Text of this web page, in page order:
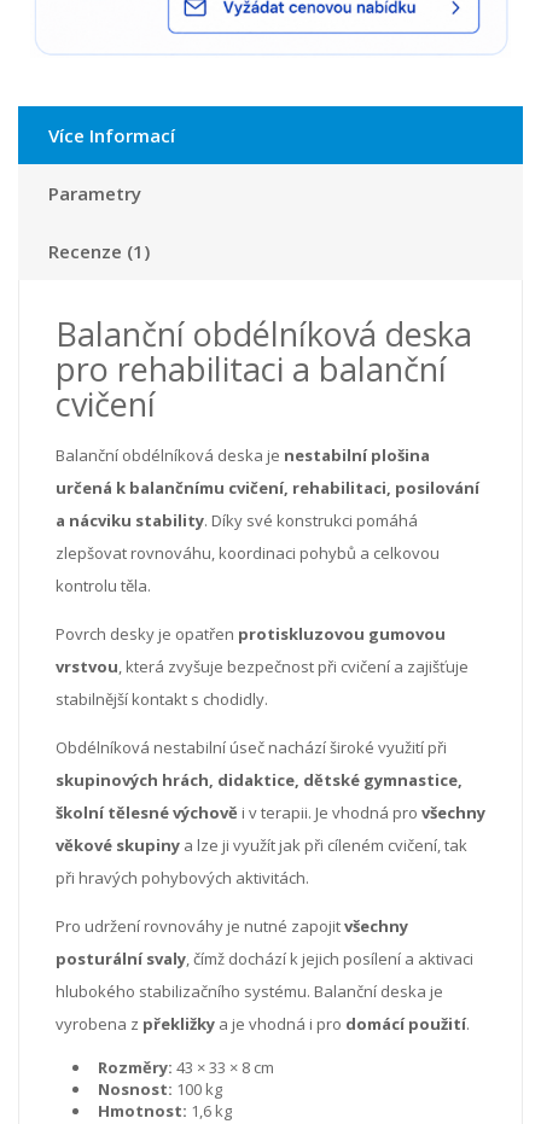
Více Informací
Parametry
Recenze (1)
Balanční obdélníková deska
pro rehabilitaci a balanční
cvičení
Balanční obdélníková deska je nestabilní plošina
určená k balančnímu cvičení, rehabilitaci, posilování
a nácviku stability. Díky své konstrukci pomáhá
zlepšovat rovnováhu, koordinaci pohybů a celkovou
kontrolu těla.
Povrch desky je opatřen protiskluzovou gumovou
vrstvou, která zvyšuje bezpečnost při cvičení a zajišťuje
stabilnější kontakt s chodidly.
Obdélníková nestabilní úseč nachází široké využití při
skupinových hrách, didaktice, dětské gymnastice,
školní tělesné výchově i v terapii. Je vhodná pro všechny
věkové skupiny a lze ji využít jak při cíleném cvičení, tak
při hravých pohybových aktivitách.
Pro udržení rovnováhy je nutné zapojitvšechny
posturální svaly, čímž dochází k jejich posílení a aktivaci
hlubokého stabilizačního systému. Balanční deska je
vyrobena z překližky a je vhodná i pro domácí použití.
Rozměry: 43 × 33 × 8 cm
Nosnost: 100 kg
Hmotnost: 1,6 kg